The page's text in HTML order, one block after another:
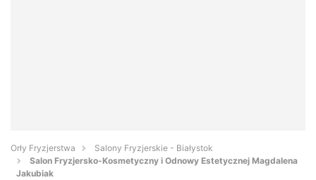
Orły Fryzjerstwa
Salony Fryzjerskie - Białystok
Salon Fryzjersko-Kosmetyczny i Odnowy Estetycznej Magdalena
Jakubiak